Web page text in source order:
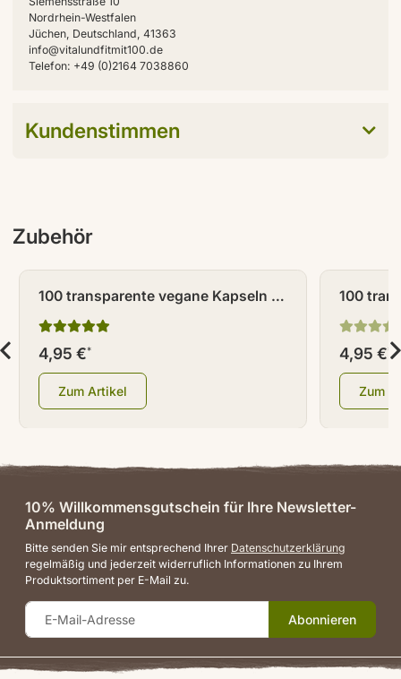
Nordrhein-Westfalen
Jüchen, Deutschland, 41363
info@vitalundfitmit100.de
Telefon: +49 (0)2164 7038860
Kundenstimmen
Zubehör
100 transparente vegane Kapseln /
Leerkapseln Größe 0
4,95 €*
Zum Artikel
100
4,95 €*
Zum
10% Willkommensgutschein für Ihre Newsletter-
Anmeldung
Bitte senden Sie mir entsprechend Ihrer Datenschutzerklärung
regelmäßig und jederzeit widerruflich Informationen zu Ihrem
Produktsortiment per E-Mail zu.
Abonnieren